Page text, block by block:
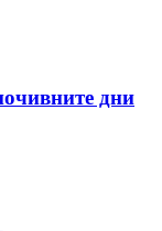
дни